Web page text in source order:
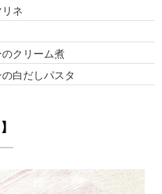
リネ
のクリーム煮
白だしパスタ